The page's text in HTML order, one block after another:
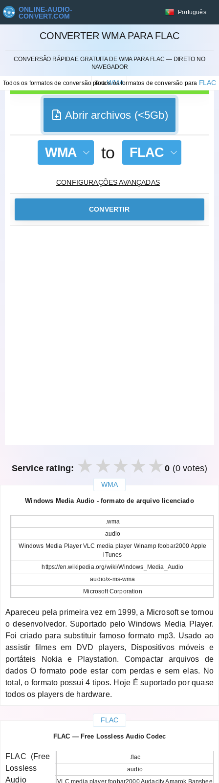
ONLINE-AUDIO-
CONVERT.COM
Português
CONVERTER WMA PARA FLAC
CONVERSÃO RÁPIDA E GRATUITA DE WMA PARA FLAC — DIRETO NO
NAVEGADOR
Todos os formatos de conversão paraWMA
Todos os formatos de conversão para FLAC
Abrir archivos (<5Gb)
WMA to FLAC
CONFIGURAÇÕES AVANÇADAS
CONVERTIR
Service rating: 0 (0 votes)
WMA
Windows Media Audio - formato de arquivo licenciado
.wma
audio
Windows Media Player VLC media player Winamp foobar2000 Apple
iTunes
https://en.wikipedia.org/wiki/Windows_Media_Audio
audio/x-ms-wma
Microsoft Corporation
Apareceu pela primeira vez em 1999, a Microsoft se tornou
o desenvolvedor. Suportado pelo Windows Media Player.
Foi criado para substituir famoso formato mp3. Usado ao
assistir filmes em DVD players, Dispositivos móveis e
portáteis Nokia e Playstation. Compactar arquivos de
dados O formato pode estar com perdas e sem elas. No
total, o formato possui 4 tipos. Hoje É suportado por quase
todos os players de hardware.
FLAC
FLAC — Free Lossless Audio Codec
.flac
audio
VLC media player foobar2000 Audacity Amarok Banshee
FLAC (Free
Lossless
Audio